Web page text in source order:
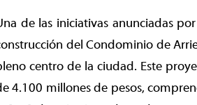
de las iniciativas anunciadas
del Condominio de
centro de la ciudad. Este
4.100 millones de pesos,